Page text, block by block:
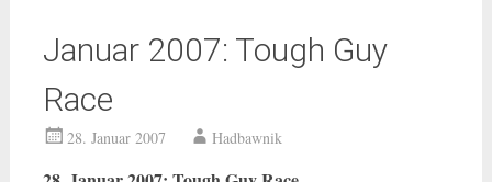
Januar 2007: Tough Guy
Race
28. Januar 2007 Hadbawnik